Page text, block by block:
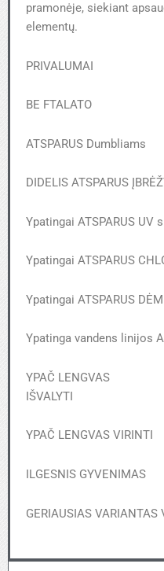
pramonėje, siekiant
elementų.
PRIVALUMAI
BE FTALATO
ATSPARUS Dumbliams
DIDELIS ATSPARUS
Ypatingai ATSPARUS UV
Ypatingai ATSPARUS
Ypatingai ATSPARUS
Ypatinga vandens linijos
YPAČ LENGVAS
IŠVALYTI
YPAČ LENGVAS VIRINTI
ILGESNIS GYVENIMAS
GERIAUSIAS VARIANTAS